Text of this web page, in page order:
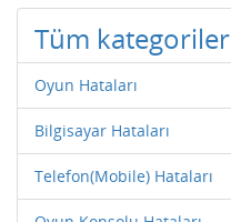
Tüm kategoriler
Oyun Hataları
Bilgisayar Hataları
Telefon(Mobile) Hataları